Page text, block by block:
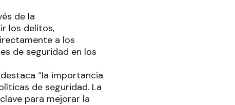
de la
los delitos,
a los
de seguridad en los
“la importancia
de seguridad. La
para mejorar la